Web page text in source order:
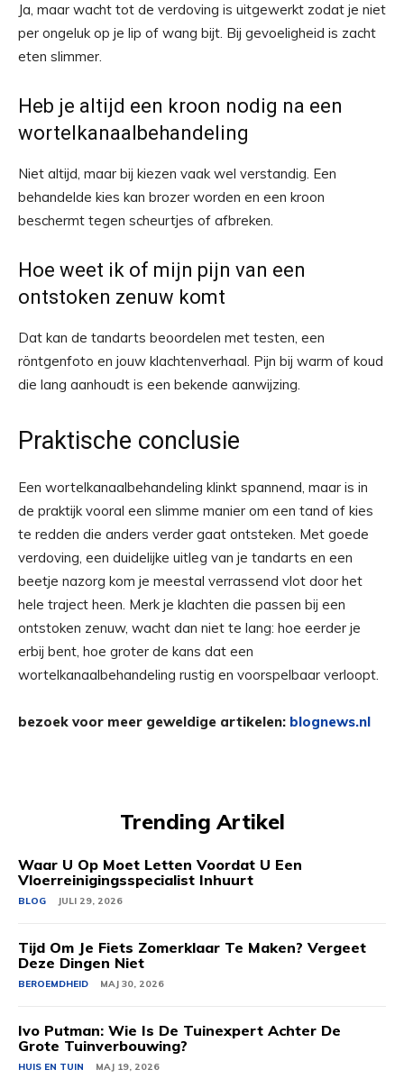
Ja, maar wacht tot de verdoving is uitgewerkt zodat je niet
per ongeluk op je lip of wang bijt. Bij gevoeligheid is zacht
eten slimmer.
Heb je altijd een kroon nodig na een
wortelkanaalbehandeling
Niet altijd, maar bij kiezen vaak wel verstandig. Een
behandelde kies kan brozer worden en een kroon
beschermt tegen scheurtjes of afbreken.
Hoe weet ik of mijn pijn van een
ontstoken zenuw komt
Dat kan de tandarts beoordelen met testen, een
röntgenfoto en jouw klachtenverhaal. Pijn bij warm of koud
die lang aanhoudt is een bekende aanwijzing.
Praktische conclusie
Een wortelkanaalbehandeling klinkt spannend, maar is in
de praktijk vooral een slimme manier om een tand of kies
te redden die anders verder gaat ontsteken. Met goede
verdoving, een duidelijke uitleg van je tandarts en een
beetje nazorg kom je meestal verrassend vlot door het
hele traject heen. Merk je klachten die passen bij een
ontstoken zenuw, wacht dan niet te lang: hoe eerder je
erbij bent, hoe groter de kans dat een
wortelkanaalbehandeling rustig en voorspelbaar verloopt.
bezoek voor meer geweldige artikelen: blognews.nl
Trending Artikel
Waar U Op Moet Letten Voordat U Een
Vloerreinigingsspecialist Inhuurt
BLOG JULI 29, 2026
Tijd Om Je Fiets Zomerklaar Te Maken? Vergeet
Deze Dingen Niet
BEROEMDHEID MAJ 30, 2026
Ivo Putman: Wie Is De Tuinexpert Achter De
Grote Tuinverbouwing?
HUIS EN TUIN MAJ 19, 2026